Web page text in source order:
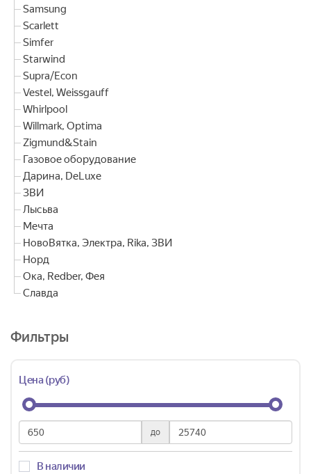
Samsung
Scarlett
Simfer
Starwind
Supra/Econ
Vestel, Weissgauff
Whirlpool
Willmark, Optima
Zigmund&Stain
Газовое оборудование
Дарина, DeLuxe
ЗВИ
Лысьва
Мечта
НовоВятка, Электра, Rika, ЗВИ
Норд
Ока, Redber, Фея
Славда
Фильтры
Цена (руб)
до
В наличии